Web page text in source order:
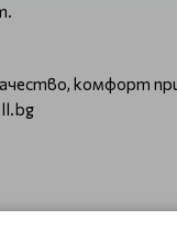
комфорт